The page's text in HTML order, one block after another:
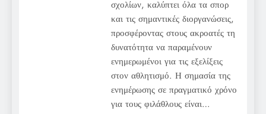
σχολίων, καλύπτει όλα τα σπορ
και τις σημαντικές διοργανώσεις,
προσφέροντας στους ακροατές τη
δυνατότητα να παραμένουν
ενημερωμένοι για τις εξελίξεις
στον αθλητισμό. Η σημασία της
ενημέρωσης σε πραγματικό χρόνο
για τους φιλάθλους είναι…